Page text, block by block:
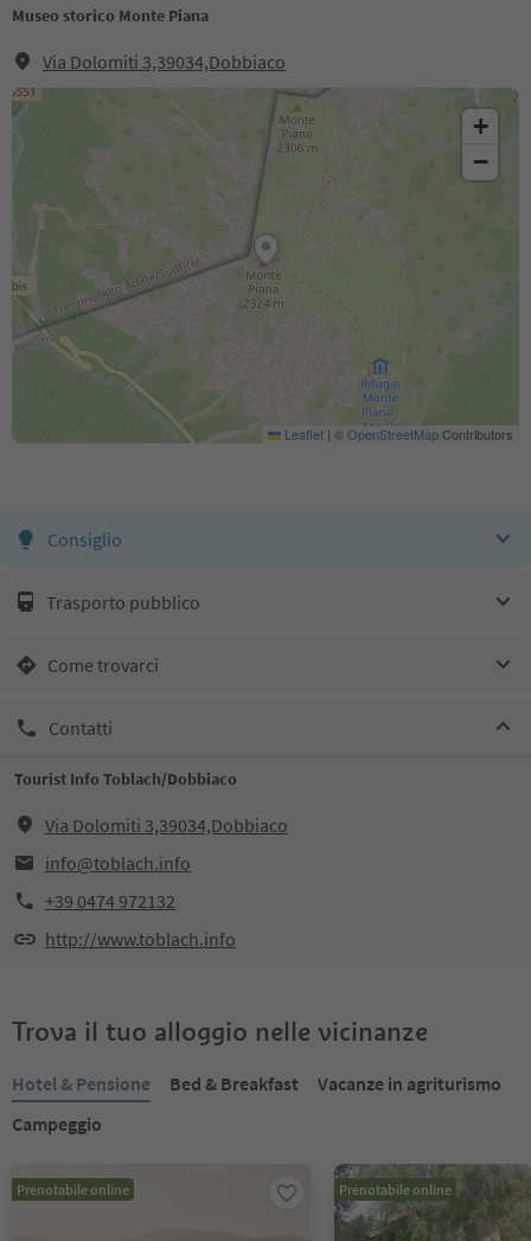
Museo storico Monte Piana
Via Dolomiti 3,39034,Dobbiaco
+
−
Leaflet | ©OpenStreetMapContributors
Consiglio
Trasporto pubblico
Come trovarci
Contatti
Tourist Info Toblach/Dobbiaco
Via Dolomiti 3,39034,Dobbiaco
info@toblach.info
+39 0474 972132
http://www.toblach.info
Trova il tuo alloggio nelle vicinanze
Hotel & Pensione Bed & Breakfast
Vacanze in agriturismo
Campeggio
Prenotabile online Prenotabile online